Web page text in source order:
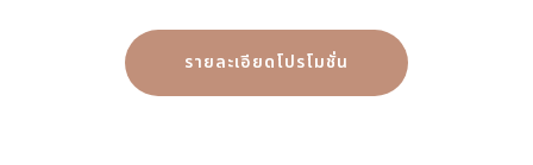
รายละเอียดโปรโมชั่น